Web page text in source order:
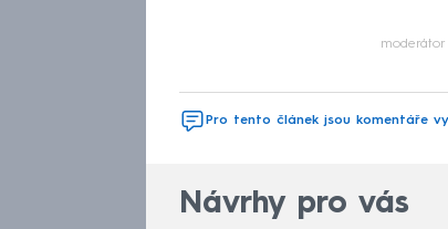
moderátor
Pro tento článek jsou komentáře
Návrhy pro vás